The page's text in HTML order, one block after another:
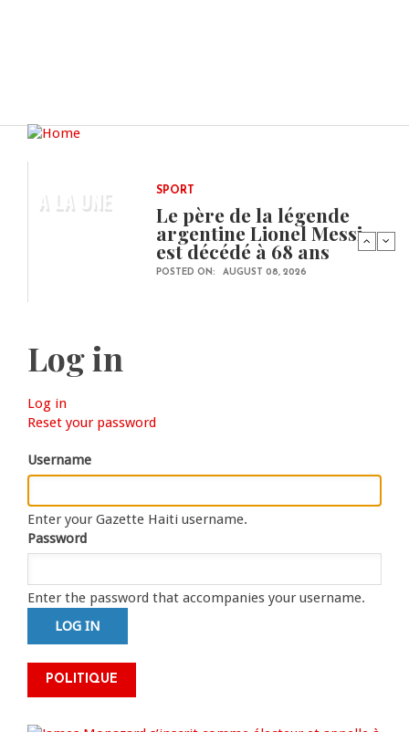
A LA UNE SPORT
Le père de la légende
argentine Lionel Messi
est décédé à 68 ans
POSTED ON: AUGUST 08, 2026
Log in
Primary
tabs
Log in
tab)
Reset your password
Username
Enter your Gazette Haiti username.
Password
Enter the password that accompanies your username.
POLITIQUE
James Monazard s’inscrit comme
électeur et appelle à la